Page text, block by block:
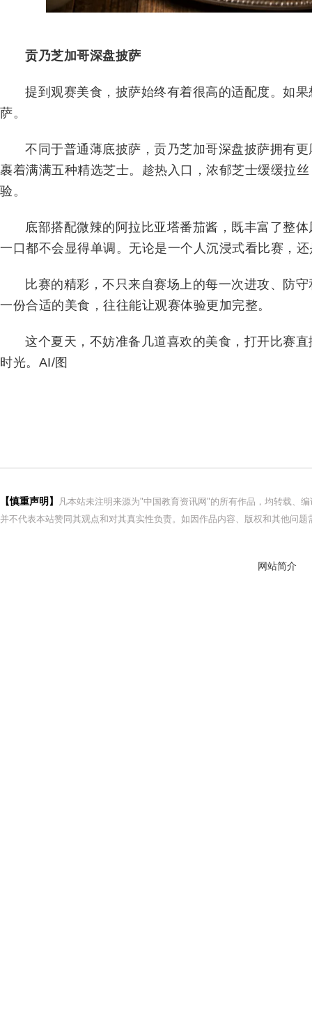
贡乃芝加哥深盘披萨
提到观赛美食，披萨始终有着很高的适配度。如
萨。
不同于普通薄底披萨，贡乃芝加哥深盘披萨拥有
裹着满满五种精选芝士。趁热入口，浓郁芝士缓缓拉
验。
底部搭配微辣的阿拉比亚塔番茄酱，既丰富了整
一口都不会显得单调。无论是一个人沉浸式看比赛，
比赛的精彩，不只来自赛场上的每一次进攻、防
一份合适的美食，往往能让观赛体验更加完整。
这个夏天，不妨准备几道喜欢的美食，打开比赛
时光。AI/图
【慎重声明】
凡本站未注明来源为"中国教育资讯网"的所有作品，均转载、
并不代表本站赞同其观点和对其真实性负责。如因作品内容、版权和其他问
网站简介